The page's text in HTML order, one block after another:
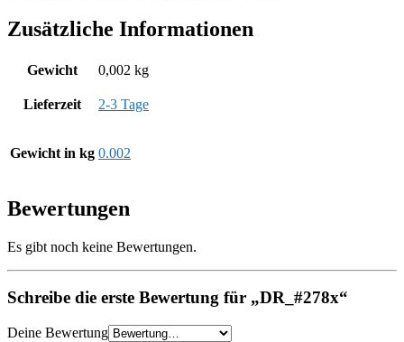
Zusätzliche Informationen
Gewicht 0,002 kg
Lieferzeit 2-3 Tage
Gewicht in kg 0.002
Bewertungen
Es gibt noch keine Bewertungen.
Schreibe die erste Bewertung für „DR_#278x“
Deine Bewertung